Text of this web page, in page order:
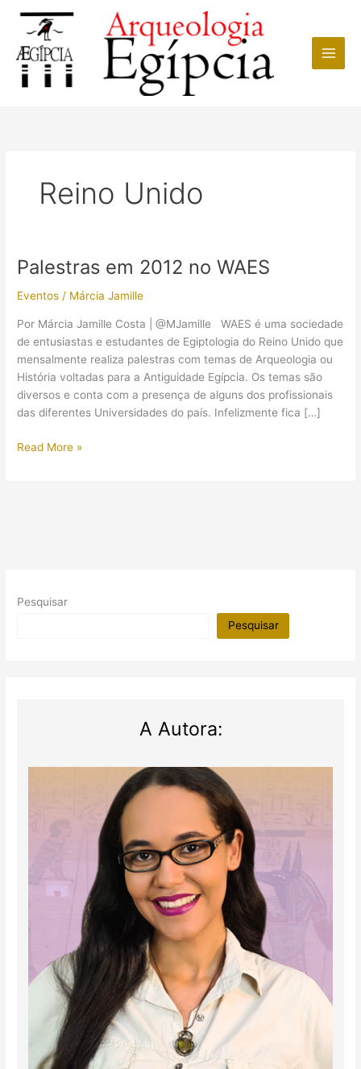
conteúdo
Reino Unido
Palestras em 2012 no WAES
Eventos / Márcia Jamille
Por Márcia Jamille Costa | @MJamille WAES é uma sociedade
de entusiastas e estudantes de Egiptologia do Reino Unido que
mensalmente realiza palestras com temas de Arqueologia ou
História voltadas para a Antiguidade Egípcia. Os temas são
diversos e conta com a presença de alguns dos profissionais
das diferentes Universidades do país. Infelizmente fica […]
Palestras
Read More »
Pesquisar
Pesquisar
A Autora: